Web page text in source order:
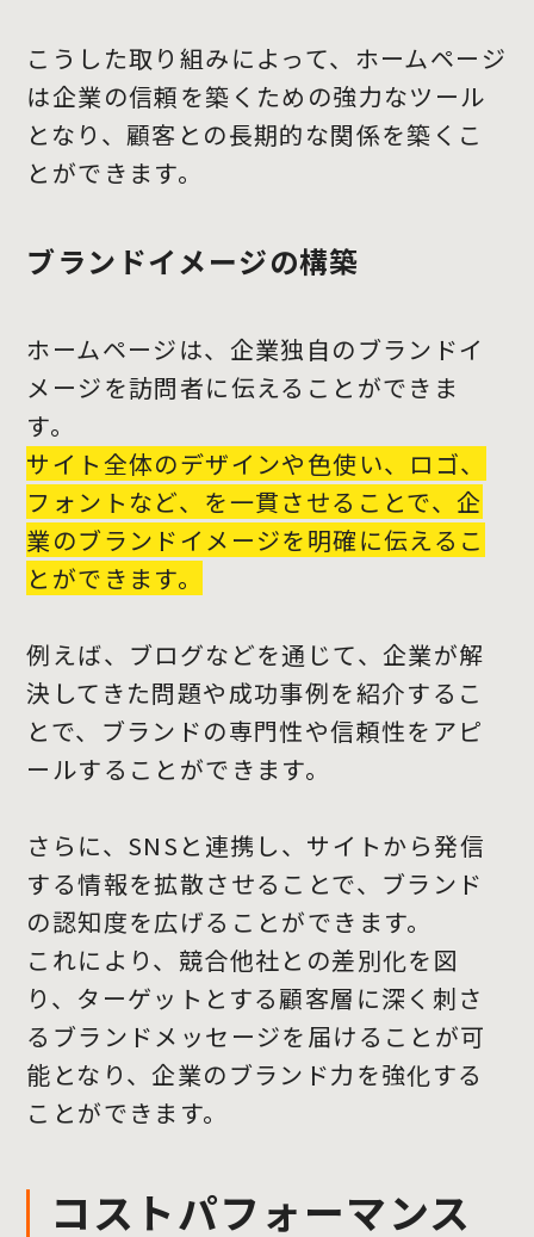
こうした取り組みによって、ホームページ
は企業の信頼を築くための強力なツール
となり、顧客との長期的な関係を築くこ
とができます。
ブランドイメージの構築
ホームページは、企業独自のブランドイ
メージを訪問者に伝えることができま
す。
サイト全体のデザインや色使い、ロゴ、
フォントなど、を一貫させることで、企
業のブランドイメージを明確に伝えるこ
とができます。
例えば、ブログなどを通じて、企業が解
決してきた問題や成功事例を紹介するこ
とで、ブランドの専門性や信頼性をアピ
ールすることができます。
さらに、SNSと連携し、サイトから発信
する情報を拡散させることで、ブランド
の認知度を広げることができます。
これにより、競合他社との差別化を図
り、ターゲットとする顧客層に深く刺さ
るブランドメッセージを届けることが可
能となり、企業のブランド力を強化する
ことができます。
コストパフォーマンス